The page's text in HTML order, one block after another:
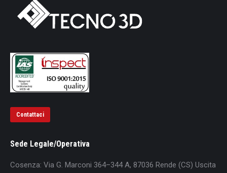
Contattaci
Sede Legale/Operativa
Cosenza: Via G. Marconi 364–344 A, 87036 Rende (CS) Uscita